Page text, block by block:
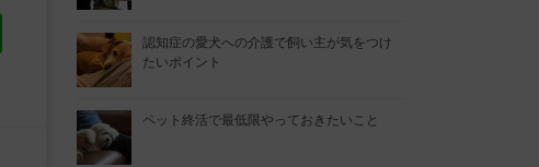
認知症の愛犬への介護で飼い主が気をつけ
たいポイント
ペット終活で最低限やっておきたいこと